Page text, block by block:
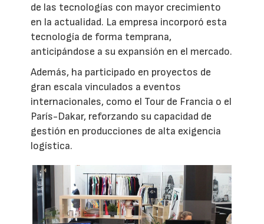
de las tecnologías con mayor crecimiento
en la actualidad. La empresa incorporó esta
tecnología de forma temprana,
anticipándose a su expansión en el mercado.
Además, ha participado en proyectos de
gran escala vinculados a eventos
internacionales, como el Tour de Francia o el
París-Dakar, reforzando su capacidad de
gestión en producciones de alta exigencia
logística.